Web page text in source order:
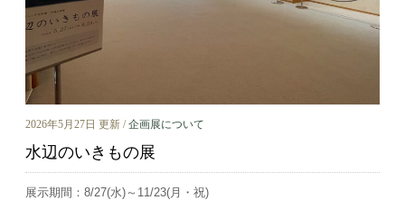
2026年5月27日 更新 /企画展について
水辺のいきもの展
展示期間：8/27(水)～11/23(月・祝)